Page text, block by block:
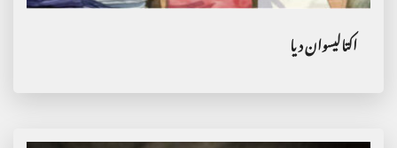
اکتالیسوان دیا